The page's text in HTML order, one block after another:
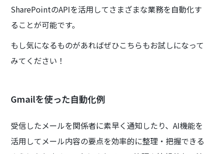
SharePointのAPIを活用してさまざまな業務を自動化す
ることが可能です。
もし気になるものがあればぜひこちらもお試しになって
みてください！
Gmailを使った自動化例
受信したメールを関係者に素早く通知したり、AI機能を
活用してメール内容の要点を効率的に整理・把握できる